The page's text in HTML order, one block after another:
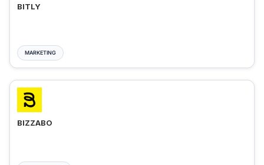
BITLY
MARKETING
BIZZABO